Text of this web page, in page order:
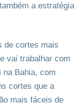
a estratégia
de cortes mais
vai trabalhar com
na Bahia, com
cortes que a
mais fáceis de